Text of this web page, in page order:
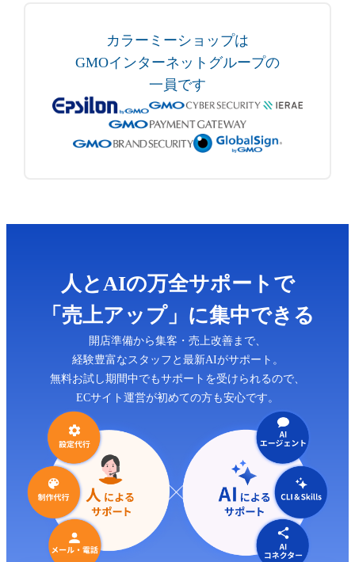
カラーミーショップは
GMOインターネットグループの
一員です
人とAIの万全サポートで
「売上アップ」に集中できる
開店準備から集客・売上改善まで、
経験豊富なスタッフと最新AIがサポート。
無料お試し期間中でもサポートを受けられるので、
ECサイト運営が初めての方も安心です。